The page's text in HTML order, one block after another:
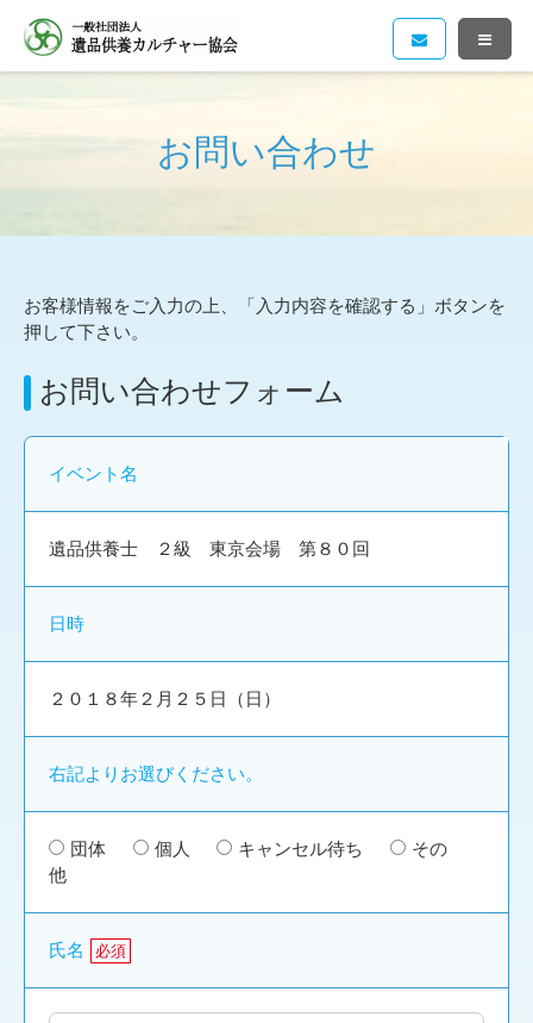
お問い合わせ
お客様情報をご入力の上、「入力内容を確認する」ボタンを
押して下さい。
お問い合わせフォーム
イベント名
遺品供養士 ２級 東京会場 第８０回
日時
２０１８年２月２５日（日）
右記よりお選びください。
団体 個人 キャンセル待ち
その
他
氏名 必須